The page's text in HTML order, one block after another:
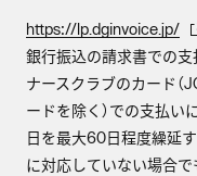
https://lp.dginvoice.jp/
銀行振込の請求書での
ナースクラブのカード（
ードを除く）での支払い
日を最大60日程度繰延
に対応していない場合